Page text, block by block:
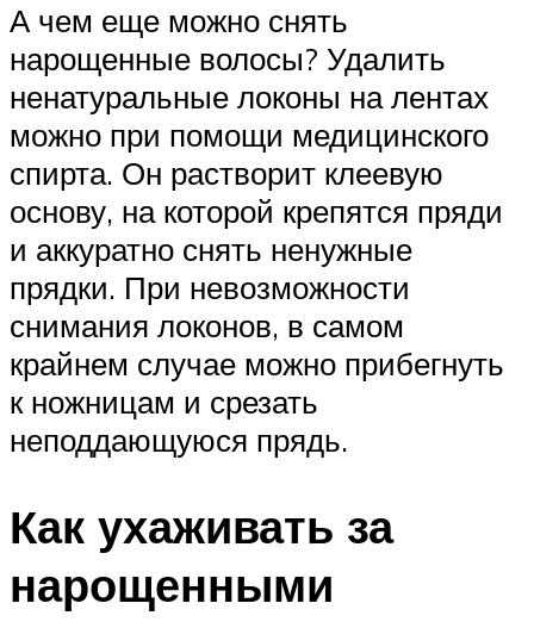
А чем еще можно снять
нарощенные волосы? Удалить
ненатуральные локоны на лентах
можно при помощи медицинского
спирта. Он растворит клеевую
основу, на которой крепятся пряди
и аккуратно снять ненужные
прядки. При невозможности
снимания локонов, в самом
крайнем случае можно прибегнуть
к ножницам и срезать
неподдающуюся прядь.
Как ухаживать за
нарощенными